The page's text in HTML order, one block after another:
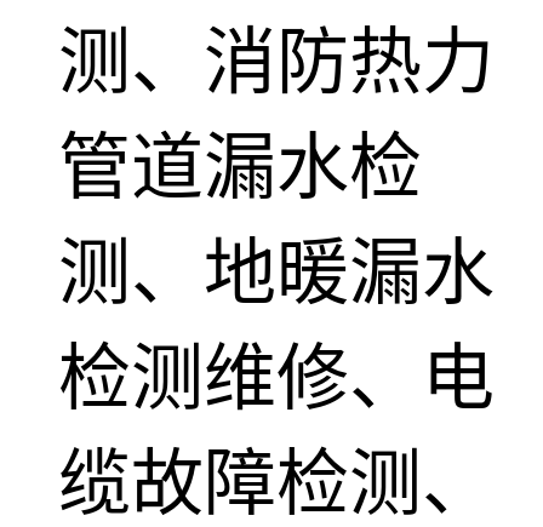
测、消防热力
管道漏水检
测、地暖漏水
检测维修、电
缆故障检测、